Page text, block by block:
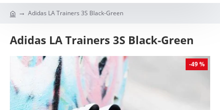
Adidas LA Trainers 3S Black-Green
Adidas LA Trainers 3S Black-Green
-49 %